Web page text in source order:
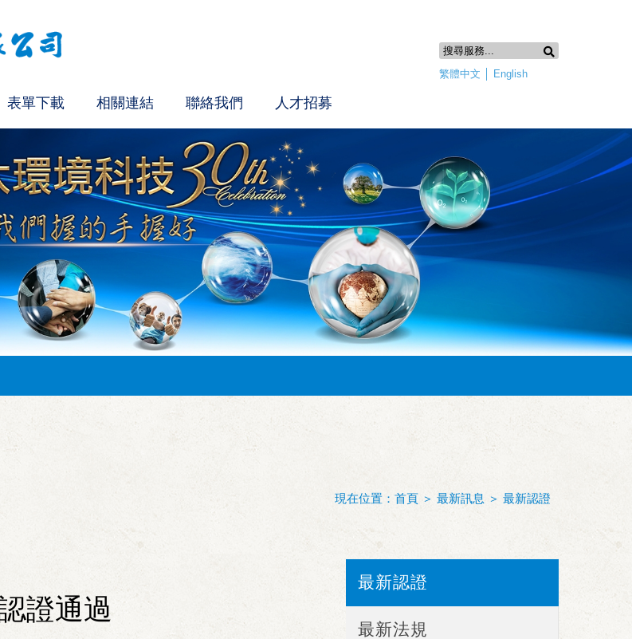
表單下載 相關連結 聯絡我們 人才招募
繁體中文 English
現在位置： 首頁 ＞ 最新訊息 ＞ 最新認證
最新認證
最新法規
證通過